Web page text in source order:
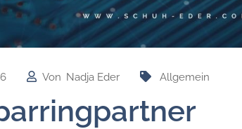
Von Nadja Eder Allgemein